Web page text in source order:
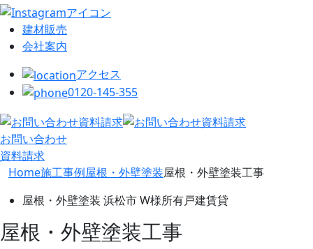
建材販売
会社案内
アクセス
0120-145-355
お問い合わせ
資料請求
Home施工事例屋根・外壁塗装屋根・外壁塗装工事
屋根・外壁塗装 浜松市 W様所有戸建賃貸
屋根・外壁塗装工事